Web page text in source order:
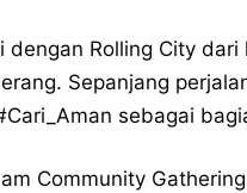
Rolling City
Sepanjang
sebagai
Community